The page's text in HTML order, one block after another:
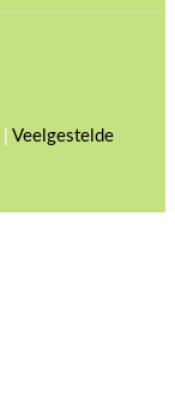
Veelgestelde